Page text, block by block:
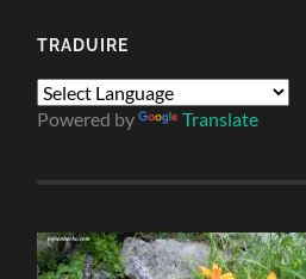
TRADUIRE
Powered by Translate